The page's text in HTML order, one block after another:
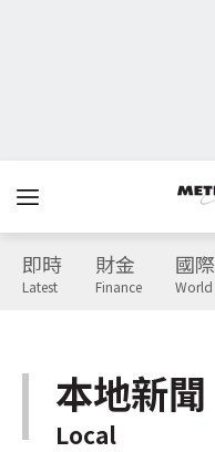
即時
Latest
財金
Finance
國際
World
本地新聞
Local